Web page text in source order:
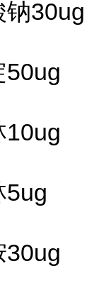
30ug
50ug
10ug
5ug
30ug